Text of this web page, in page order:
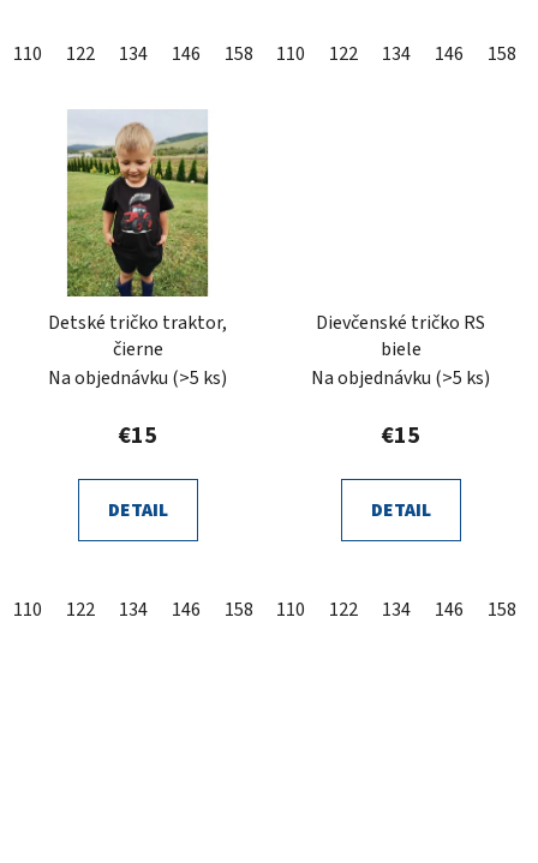
110 122 134 146 158 110 122 134 146 158
Detské tričko traktor,
čierne
Na objednávku (>5 ks)
€15
DETAIL
110 122 134 146 158
Dievčenské tričko RS
biele
Na objednávku (>5 ks)
€15
DETAIL
110 122 134 146 158